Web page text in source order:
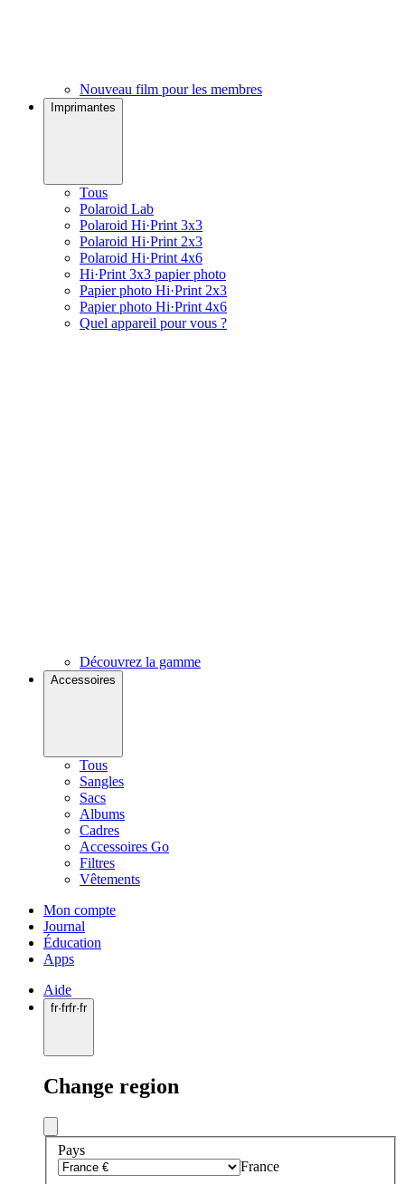
Nouveau film pour les membres
Imprimantes
Tous
Polaroid Lab
Polaroid Hi·Print 3x3
Polaroid Hi·Print 2x3
Polaroid Hi·Print 4x6
Hi·Print 3x3 papier photo
Papier photo Hi·Print 2x3
Papier photo Hi·Print 4x6
Quel appareil pour vous ?
Découvrez la gamme
Accessoires
Tous
Sangles
Sacs
Albums
Cadres
Accessoires Go
Filtres
Vêtements
Mon compte
Journal
Éducation
Apps
Aide
fr·frfr·fr
Change region
Pays
France